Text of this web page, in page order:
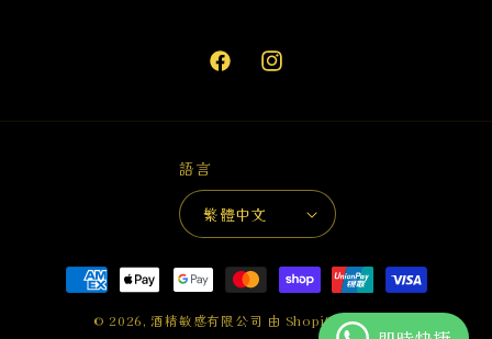
FacebookInstagram
語言
繁體中文
付
款
© 2026, 酒精敏感有限公司 由 Shopify 技術支援